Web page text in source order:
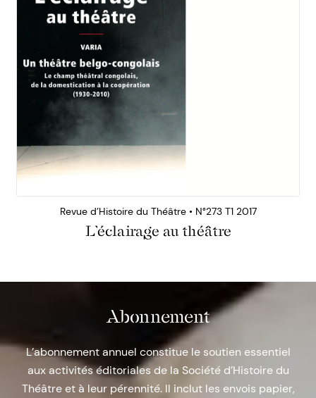
Revue d’Histoire du Théâtre • N°273 T1 2017
L’éclairage au théâtre
Abonnement
L’abonnement annuel constitue le soutien essentiel
aux activités éditoriales de la Société d’Histoire du
Théâtre et à leur pérennité. Il inclut les envois papier,